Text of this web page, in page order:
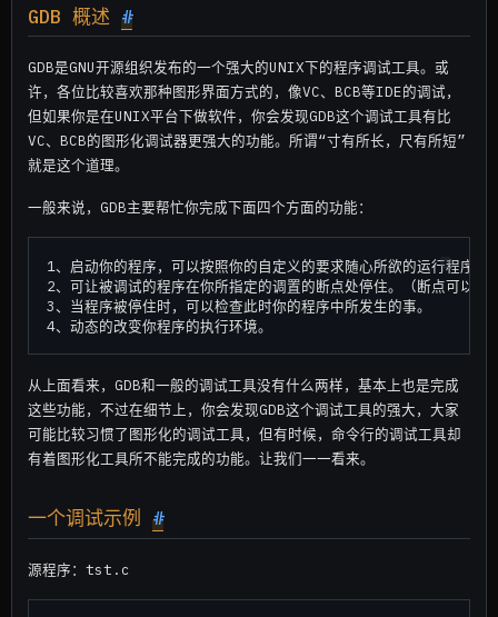
GDB 概述 #
GDB是GNU开源组织发布的一个强大的UNIX下的程序调试工具。或
许，各位比较喜欢那种图形界面方式的，像VC、BCB等IDE的调试，
但如果你是在UNIX平台下做软件，你会发现GDB这个调试工具有比
VC、BCB的图形化调试器更强大的功能。所谓“寸有所长，尺有所短”
就是这个道理。
一般来说，GDB主要帮忙你完成下面四个方面的功能：
1、启动你的程序，可以按照你的自定义的要求随心所欲的运行程序。
2、可让被调试的程序在你所指定的调置的断点处停住。（断点可以是
3、当程序被停住时，可以检查此时你的程序中所发生的事。
从上面看来，GDB和一般的调试工具没有什么两样，基本上也是完成
这些功能，不过在细节上，你会发现GDB这个调试工具的强大，大家
可能比较习惯了图形化的调试工具，但有时候，命令行的调试工具却
有着图形化工具所不能完成的功能。让我们一一看来。
一个调试示例 #
源程序：tst.c